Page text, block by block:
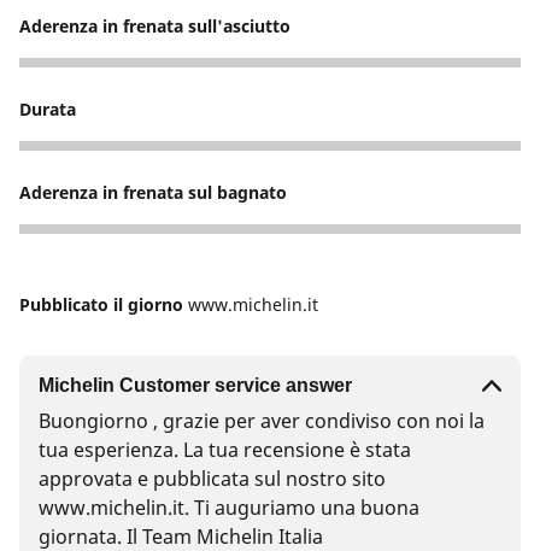
Aderenza in frenata sull'asciutto
5
Durata
5
Aderenza in frenata sul bagnato
4
Pubblicato il giorno www.michelin.it
Michelin Customer service answer
Buongiorno , grazie per aver condiviso con noi la
tua esperienza. La tua recensione è stata
approvata e pubblicata sul nostro sito
www.michelin.it. Ti auguriamo una buona
giornata. Il Team Michelin Italia